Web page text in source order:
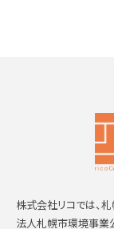
株式会社リコでは、
法人札幌市環境事業